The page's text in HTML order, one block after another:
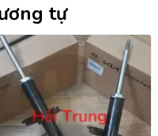
tự